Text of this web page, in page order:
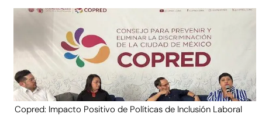
Copred: Impacto Positivo de Políticas de Inclusión Laboral